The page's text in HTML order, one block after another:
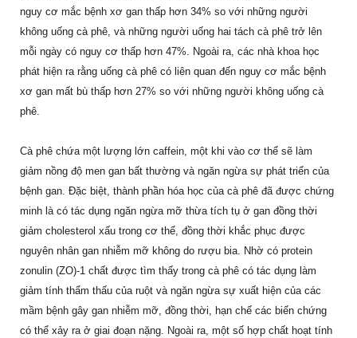
nguy cơ mắc bệnh xơ gan thấp hơn 34% so với những người
không uống cà phê, và những người uống hai tách cà phê trở lên
mỗi ngày có nguy cơ thấp hơn 47%. Ngoài ra, các nhà khoa học
phát hiện ra rằng uống cà phê có liên quan đến nguy cơ mắc bệnh
xơ gan mất bù thấp hơn 27% so với những người không uống cà
phê.
Cà phê chứa một lượng lớn caffein, một khi vào cơ thể sẽ làm
giảm nồng độ men gan bất thường và ngăn ngừa sự phát triển của
bệnh gan. Đặc biệt, thành phần hóa học của cà phê đã được chứng
minh là có tác dụng ngăn ngừa mỡ thừa tích tụ ở gan đồng thời
giảm cholesterol xấu trong cơ thể, đồng thời khắc phục được
nguyên nhân gan nhiễm mỡ không do rượu bia. Nhờ có protein
zonulin (ZO)-1 chất được tìm thấy trong cà phê có tác dụng làm
giảm tính thẩm thấu của ruột và ngăn ngừa sự xuất hiện của các
mầm bệnh gây gan nhiễm mỡ, đồng thời, hạn chế các biến chứng
có thể xảy ra ở giai đoạn nặng. Ngoài ra, một số hợp chất hoạt tính